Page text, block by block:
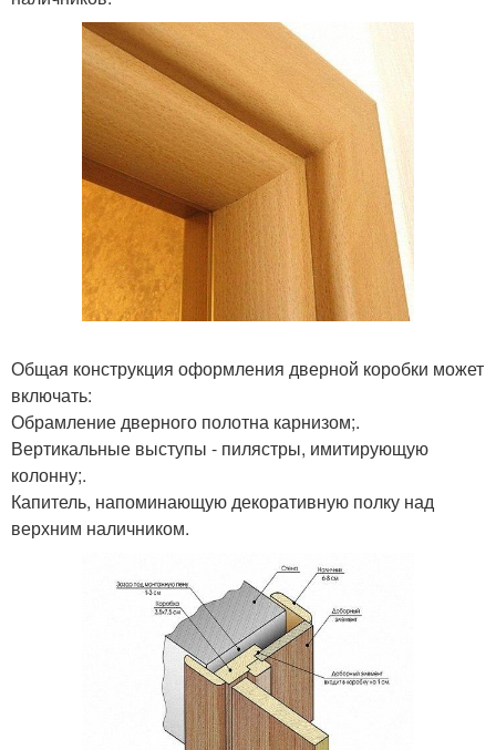
Общая конструкция оформления дверной коробки может
включать:
Обрамление дверного полотна карнизом;.
Вертикальные выступы - пилястры, имитирующую
колонну;.
Капитель, напоминающую декоративную полку над
верхним наличником.